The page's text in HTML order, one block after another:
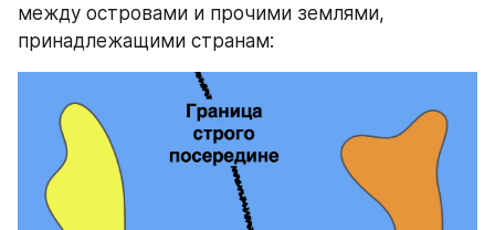
между островами и прочими землями,
принадлежащими странам: